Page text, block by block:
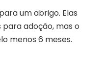
um abrigo. Elas
adoção, mas o
menos 6 meses.